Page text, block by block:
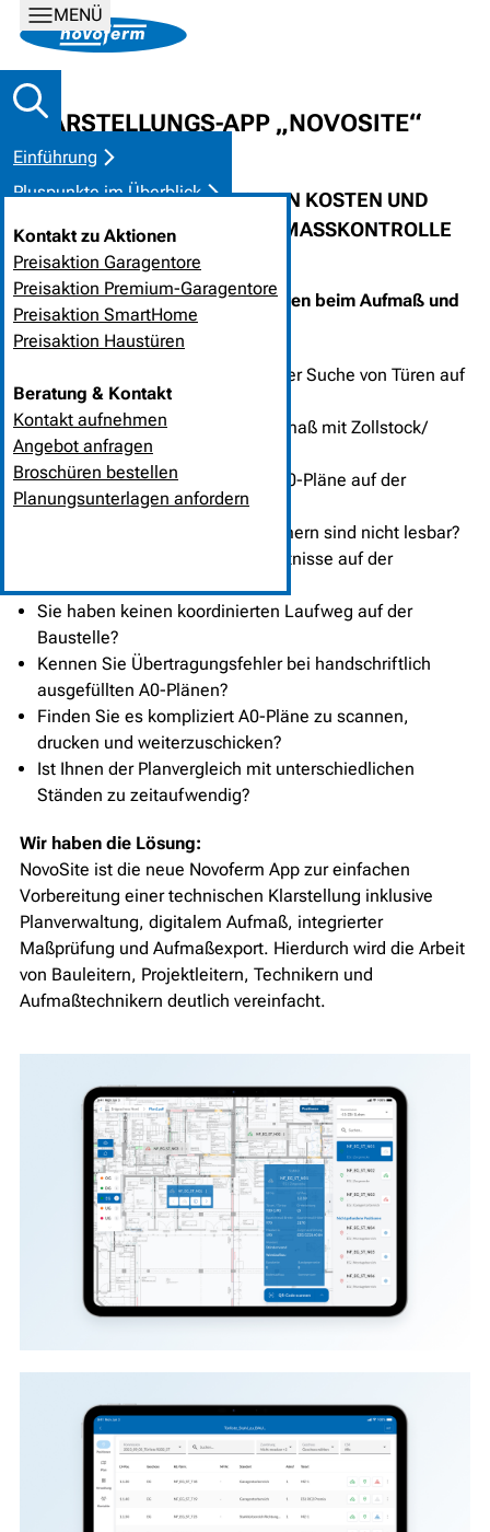
MENÜ
Einführung
Pluspunkte im Überblick
Interesse
Anmeldung
Dokumente
Kontakt zu Aktionen
Preisaktion Garagentore
Preisaktion Premium-Garagentore
Preisaktion SmartHome
Preisaktion Haustüren
Beratung & Kontakt
Kontakt aufnehmen
Angebot anfragen
Broschüren bestellen
Planungsunterlagen anfordern
KLARSTELLUNGS-APP „NOVOSITE“
DEUTLICHE EINSPARUNG VON KOSTEN UND
ZEIT BEI AUFMASS UND AUFMASSKONTROLLE
Sie wollen viel Zeit und hohe Kosten beim Aufmaß und
der Maßkontrolle sparen?
Sie verschwenden viel Zeit bei der Suche von Türen auf
großen A0-Plänen?
Sie haben Messfehler beim Aufmaß mit Zollstock/
Meterstab?
Finden Sie viele ausgedruckte A0-Pläne auf der
Baustelle unübersichtlich?
Ihre handschriftlichen Tür-Nummern sind nicht lesbar?
Sie haben schlechte Sichtverhältnisse auf der
Sie haben keinen koordinierten Laufweg auf der
Baustelle?
Kennen Sie Übertragungsfehler bei handschriftlich
ausgefüllten A0-Plänen?
Finden Sie es kompliziert A0-Pläne zu scannen,
drucken und weiterzuschicken?
Ist Ihnen der Planvergleich mit unterschiedlichen
Ständen zu zeitaufwendig?
Wir haben die Lösung:
NovoSite ist die neue Novoferm App zur einfachen
Vorbereitung einer technischen Klarstellung inklusive
Planverwaltung, digitalem Aufmaß, integrierter
Maßprüfung und Aufmaßexport. Hierdurch wird die Arbeit
von Bauleitern, Projektleitern, Technikern und
Aufmaßtechnikern deutlich vereinfacht.